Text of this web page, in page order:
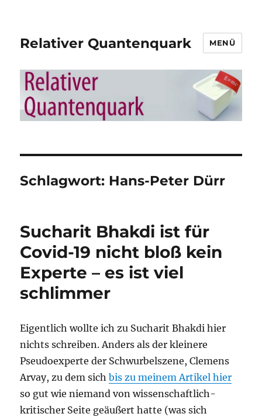
Relativer Quantenquark MENÜ
Schlagwort: Hans-Peter Dürr
Sucharit Bhakdi ist für
Covid-19 nicht bloß kein
Experte – es ist viel
schlimmer
Eigentlich wollte ich zu Sucharit Bhakdi hier
nichts schreiben. Anders als der kleinere
Pseudoexperte der Schwurbelszene, Clemens
Arvay, zu dem sichbis zu meinem Artikel hier
so gut wie niemand von wissenschaftlich-
kritischer Seite geäußert hatte (was sich